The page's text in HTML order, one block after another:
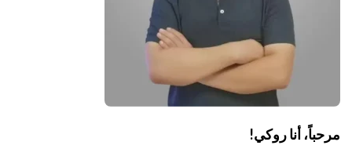
مرحباً، أنا روكي!